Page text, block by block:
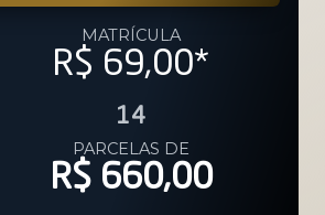
MATRÍCULA
R$ 69,00*
14
PARCELAS DE
R$ 660,00